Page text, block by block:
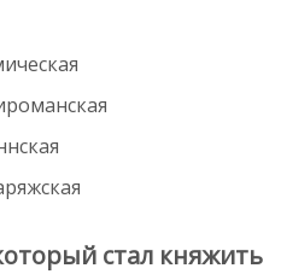
стал княжить